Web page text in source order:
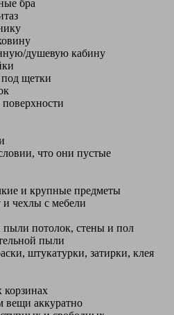
бра
душевую кабину
щетки
что они пустые
и крупные предметы
чехлы с мебели
пыли потолок, стены и пол
пыли
штукатурки, затирки, клея
вещи аккуратно